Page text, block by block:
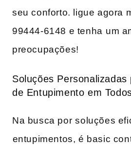
seu conforto. ligue agora
99444-6148 e ‍tenha⁣ um
preocupações!
Soluções
de Entupimento em
Na busca por ⁣soluções
⁤entupimentos, ​é basic